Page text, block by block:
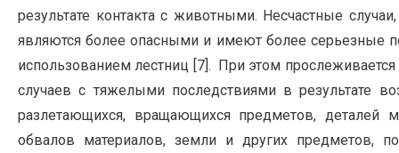
результате контакта с животными. Несчастные
являются более опасными и имеют более серьезные
использованием лестниц [7]. При этом
случаев с тяжелыми последствиями в результате
разлетающихся, вращающихся предметов,
обвалов материалов, земли и других предметов,